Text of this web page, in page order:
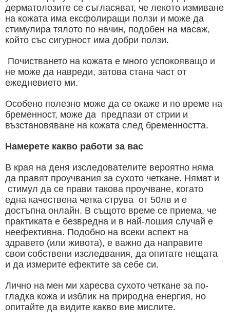
дерматолозите се съгласяват, че лекото измиване
на кожата има ексфолиращи ползи и може да
стимулира тялото по начин, подобен на масаж,
който със сигурност има добри ползи.
Почистването на кожата е много успокояващо и
не може да навреди, затова стана част от
ежедневието ми.
Особено полезно може да се окаже и по време на
бременност, може да предпази от стрии и
възстановяване на кожата след бременността.
Намерете какво работи за вас
В края на деня изследователите вероятно няма
да правят проучвания за сухото четкане. Нямат и
стимул да се прави такова проучване, когато
една качествена четка струва от 50лв и е
достъпна онлайн. В същото време се приема, че
практиката е безвредна и в най-лошия случай е
неефективна. Подобно на всеки аспект на
здравето (или живота), е важно да направите
свои собствени изследвания, да опитате нещата
и да измерите ефектите за себе си.
Лично на мен ми харесва сухото четкане за по-
гладка кожа и изблик на природна енергия, но
опитайте да видите какво вие мислите.